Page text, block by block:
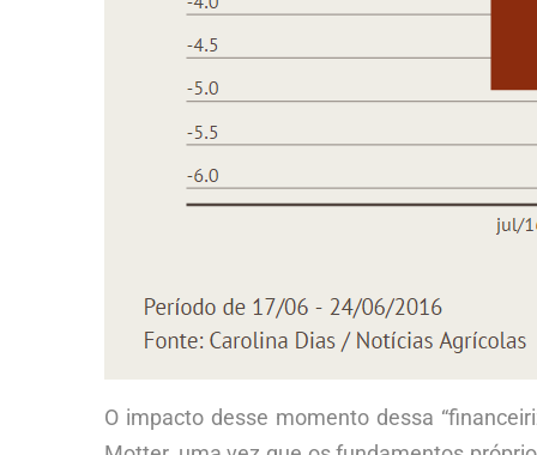
O impacto desse momento dessa